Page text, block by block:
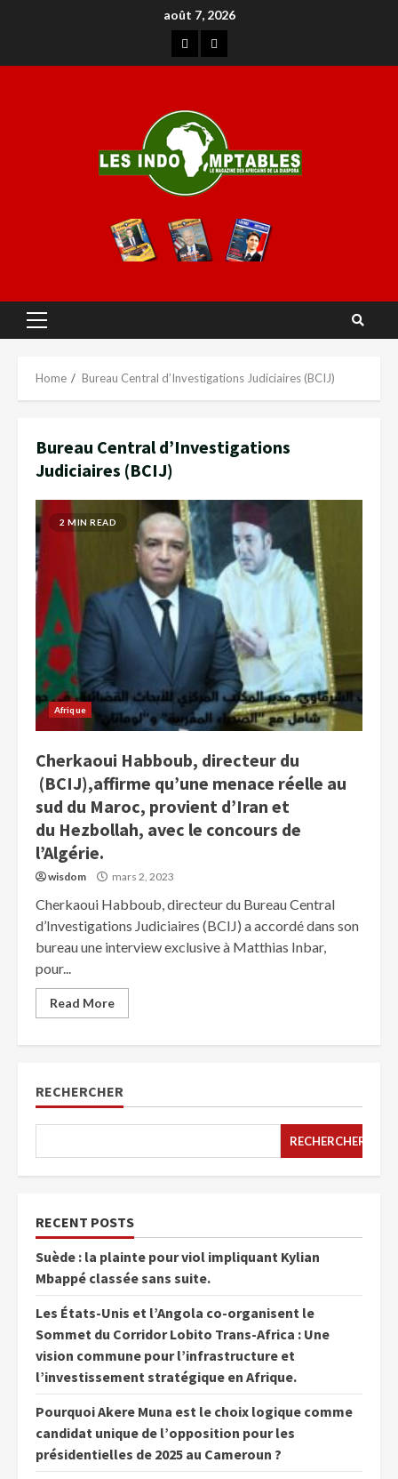
août 7, 2026
Home Bureau Central d’Investigations Judiciaires (BCIJ)
Bureau Central d’Investigations
Judiciaires (BCIJ)
2 MIN READ
Afrique
Cherkaoui Habboub, directeur du
(BCIJ),affirme qu’une menace réelle au
sud du Maroc, provient d’Iran et
du Hezbollah, avec le concours de
l’Algérie.
wisdom mars 2, 2023
Cherkaoui Habboub, directeur du Bureau Central
d’Investigations Judiciaires (BCIJ) a accordé dans son
bureau une interview exclusive à Matthias Inbar,
pour...
Read More
RECHERCHER
RECHERCHER
RECENT POSTS
Suède : la plainte pour viol impliquant Kylian
Mbappé classée sans suite.
Les États-Unis et l’Angola co-organisent le
Sommet du Corridor Lobito Trans-Africa : Une
vision commune pour l’infrastructure et
l’investissement stratégique en Afrique.
Pourquoi Akere Muna est le choix logique comme
candidat unique de l’opposition pour les
présidentielles de 2025 au Cameroun ?